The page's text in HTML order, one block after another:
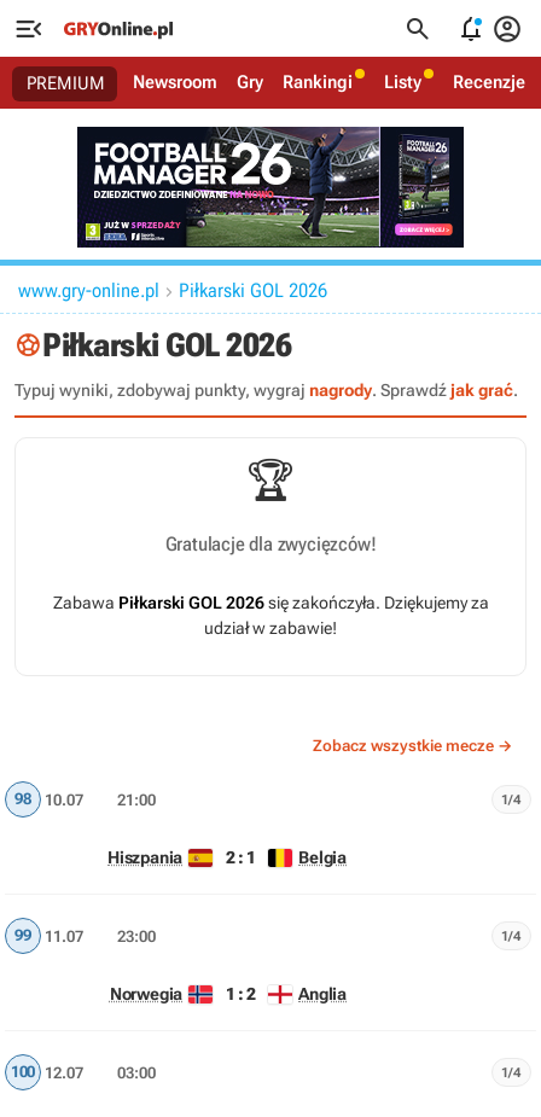
   
PREMIUM Newsroom Gry Rankingi Listy Recenzje
www.gry-online.pl  Piłkarski GOL 2026
Piłkarski GOL 2026
Typuj wyniki, zdobywaj punkty, wygraj nagrody. Sprawdźjak grać.
🏆
Gratulacje dla zwycięzców!
Zabawa Piłkarski GOL 2026się zakończyła. Dziękujemy za
udział w zabawie!
Zobacz wszystkie mecze →
98 10.07 21:00 1/4
Hiszpania 2 : 1 Belgia
99 11.07 23:00 1/4
Norwegia 1 : 2 Anglia
100 12.07 03:00 1/4